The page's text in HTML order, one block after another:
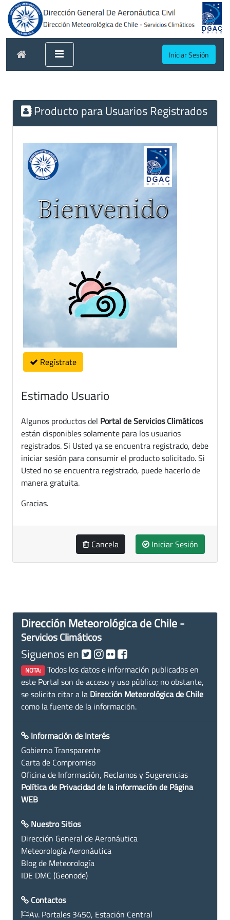
Iniciar Sesión
Producto para Usuarios Registrados
Regístrate
Estimado Usuario
Algunos productos del Portal de Servicios Climáticos
están disponibles solamente para los usuarios
registrados. Si Usted ya se encuentra registrado, debe
iniciar sesión para consumir el producto solicitado. Si
Usted no se encuentra registrado, puede hacerlo de
manera gratuita.
Gracias.
Cancela Iniciar Sesión
Dirección Meteorológica de Chile -
Servicios Climáticos
Siguenos en
NOTA: Todos los datos e información publicados en
este Portal son de acceso y uso público; no obstante,
se solicita citar a la Dirección Meteorológica de Chile
como la fuente de la información.
Información de Interés
Gobierno Transparente
Carta de Compromiso
Oficina de Información, Reclamos y Sugerencias
Política de Privacidad de la información de Página
WEB
Nuestro Sitios
Dirección General de Aeronáutica
Meteorología Aeronáutica
Blog de Meteorología
IDE DMC (Geonode)
Contactos
Av. Portales 3450, Estación Central